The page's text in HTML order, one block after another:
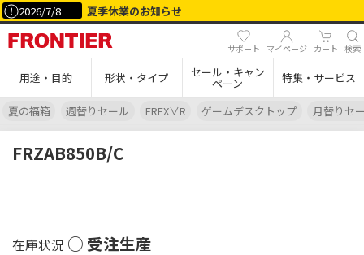
2026/7/8 夏季休業のお知らせ
サポート マイページ カート 検索
用途・目的 形状・タイプ セール・キャン
ペーン 特集・サービス
夏の福箱 週替りセール FREX∀R ゲームデスクトップ 月替りセ
FRZAB850B/C
○ 受注生産